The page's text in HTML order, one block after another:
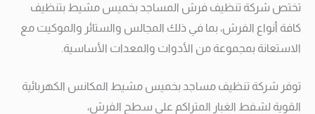
تختص شركة تنظيف فرش المساجد بخميس مشيط بتنظيف
كافة أنواع الفرش، بما في ذلك المجالس والستائر والموكيت مع
الاستعانة بمجموعة من الأدوات والمعدات الأساسية.
توفر شركة تنظيف مساجد بخميس مشيط المكانس الكهربائية
القوية لشفط الغبار المتراكم على سطح الفرش،